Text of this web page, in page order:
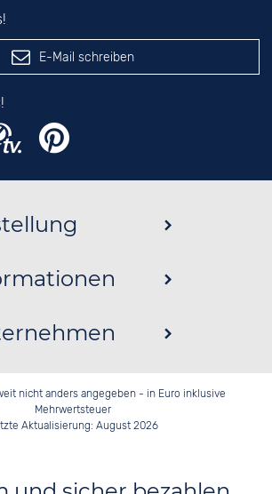
E-Mail schreiben
nicht anders angegeben - in Euro inklusive
Mehrwertsteuer
Aktualisierung: August 2026